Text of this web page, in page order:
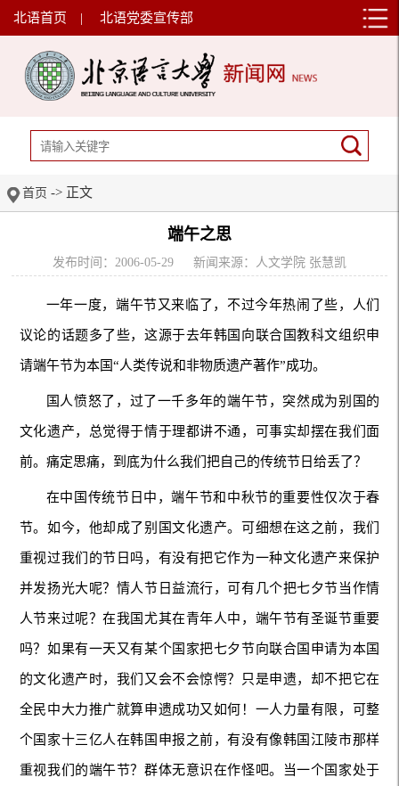
北语首页 | 北语党委宣传部
首页 -> 正文
端午之思
发布时间：2006-05-29 新闻来源：人文学院 张慧凯
一年一度，端午节又来临了，不过今年热闹了些，人们
议论的话题多了些，这源于去年韩国向联合国教科文组织申
请端午节为本国“人类传说和非物质遗产著作”成功。
国人愤怒了，过了一千多年的端午节，突然成为别国的
文化遗产，总觉得于情于理都讲不通，可事实却摆在我们面
前。痛定思痛，到底为什么我们把自己的传统节日给丢了？
在中国传统节日中，端午节和中秋节的重要性仅次于春
节。如今，他却成了别国文化遗产。可细想在这之前，我们
重视过我们的节日吗，有没有把它作为一种文化遗产来保护
并发扬光大呢？情人节日益流行，可有几个把七夕节当作情
人节来过呢？在我国尤其在青年人中，端午节有圣诞节重要
吗？如果有一天又有某个国家把七夕节向联合国申请为本国
的文化遗产时，我们又会不会惊愕？只是申遗，却不把它在
全民中大力推广就算申遗成功又如何！一人力量有限，可整
个国家十三亿人在韩国申报之前，有没有像韩国江陵市那样
重视我们的端午节？群体无意识在作怪吧。当一个国家处于